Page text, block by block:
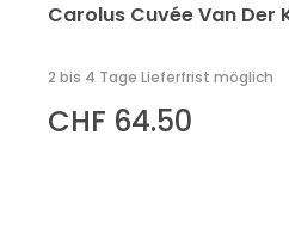
Carolus Cuvée Van Der
2 bis 4 Tage Lieferfrist möglich
CHF 64.50